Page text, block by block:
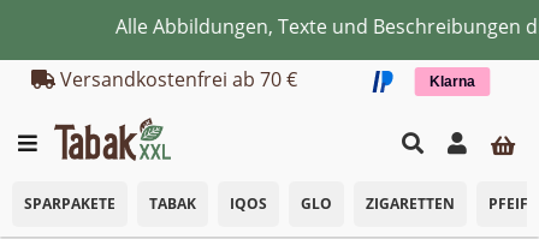
Zum Hauptinhalt springen
Alle Abbildungen, Texte und Beschreibungen
Versandkostenfrei ab 70 €
Klarna
SPARPAKETE TABAK IQOS GLO ZIGARETTEN